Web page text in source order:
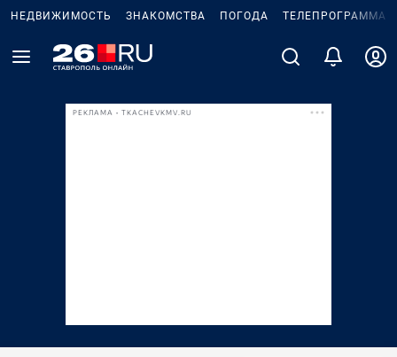
НЕДВИЖИМОСТЬ ЗНАКОМСТВА ПОГОДА ТЕЛЕПРОГРАММА
РЕКЛАМА • TKACHEVKMV.RU